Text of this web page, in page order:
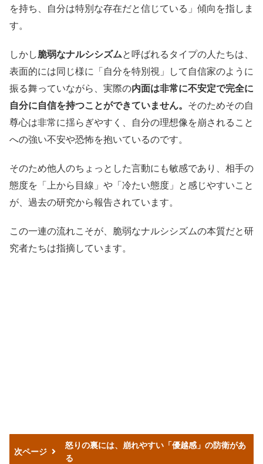
を持ち、自分は特別な存在だと信じている」傾向を指しま
す。
しかし脆弱なナルシシズムと呼ばれるタイプの人たちは、
表面的には同じ様に「自分を特別視」して自信家のように
振る舞っていながら、実際の内面は非常に不安定で完全に
自分に自信を持つことができていません。 そのためその自
尊心は非常に揺らぎやすく、自分の理想像を崩されること
への強い不安や恐怖を抱いているのです。
そのため他人のちょっとした言動にも敏感であり、相手の
態度を「上から目線」や「冷たい態度」と感じやすいこと
が、過去の研究から報告されています。
この一連の流れこそが、脆弱なナルシシズムの本質だと研
究者たちは指摘しています。
次ページ
怒りの裏には、崩れやすい「優越感」の防衛があ
る